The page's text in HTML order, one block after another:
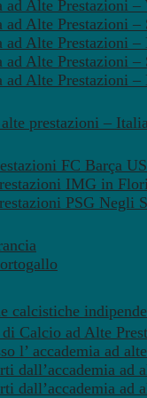
ad Alte Prestazioni –
ad Alte Prestazioni –
ad Alte Prestazioni –
ad Alte Prestazioni –
ad Alte Prestazioni
prestazioni – Italia
FC Barça
IMG in
PSG Negli
calcistiche
Calcio ad Alte
l’ accademia ad
dall’accademia ad
dall’accademia ad